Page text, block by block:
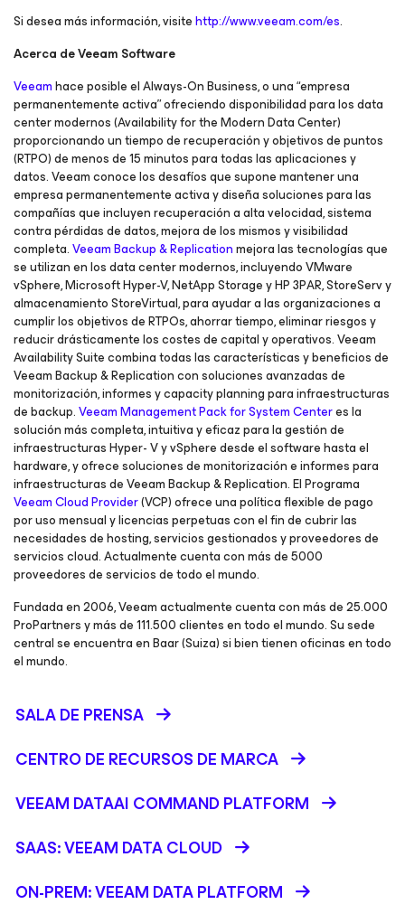
Si desea más información, visitehttp://www.veeam.com/es.
Acerca de Veeam Software
Veeamhace posible el Always-On Business, o una “empresa
permanentemente activa” ofreciendo disponibilidad para los data
center modernos (Availability for the Modern Data Center)
proporcionando un tiempo de recuperación y objetivos de puntos
(RTPO) de menos de 15 minutos para todas las aplicaciones y
datos. Veeam conoce los desafíos que supone mantener una
empresa permanentemente activa y diseña soluciones para las
compañías que incluyen recuperación a alta velocidad, sistema
contra pérdidas de datos, mejora de los mismos y visibilidad
completa.Veeam Backup & Replicationmejora las tecnologías que
se utilizan en los data center modernos, incluyendo VMware
vSphere, Microsoft Hyper-V, NetApp Storage y HP 3PAR, StoreServ y
almacenamiento StoreVirtual, para ayudar a las organizaciones a
cumplir los objetivos de RTPOs, ahorrar tiempo, eliminar riesgos y
reducir drásticamente los costes de capital y operativos. Veeam
Availability Suite combina todas las características y beneficios de
Veeam Backup & Replication con soluciones avanzadas de
monitorización, informes y capacity planning para infraestructuras
de backup.Veeam Management Pack for System Centeres la
solución más completa, intuitiva y eficaz para la gestión de
infraestructuras Hyper- V y vSphere desde el software hasta el
hardware, y ofrece soluciones de monitorización e informes para
infraestructuras de Veeam Backup & Replication. El Programa
Veeam Cloud Provider(VCP) ofrece una política flexible de pago
por uso mensual y licencias perpetuas con el fin de cubrir las
necesidades de hosting, servicios gestionados y proveedores de
servicios cloud. Actualmente cuenta con más de 5000
proveedores de servicios de todo el mundo.
Fundada en 2006, Veeam actualmente cuenta con más de 25.000
ProPartners y más de 111.500 clientes en todo el mundo. Su sede
central se encuentra en Baar (Suiza) si bien tienen oficinas en todo
el mundo.
SALA DE PRENSA
CENTRO DE RECURSOS DE MARCA
VEEAM DATAAI COMMAND PLATFORM
SAAS: VEEAM DATA CLOUD
ON-PREM: VEEAM DATA PLATFORM